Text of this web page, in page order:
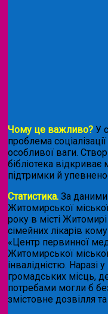
Чому це важливо? У
проблема
особливої ваги.
бібліотека
підтримки й
Статистика. За даними
Житомирської
року в місті
сімейних лікарів
«Центр первинної
Житомирської
інвалідністю. Наразі
громадських місць,
потребами могли б
змістовне дозвілля